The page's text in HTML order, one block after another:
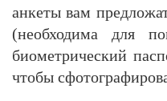
анкеты вам
(необходима для
биометрический
чтобы